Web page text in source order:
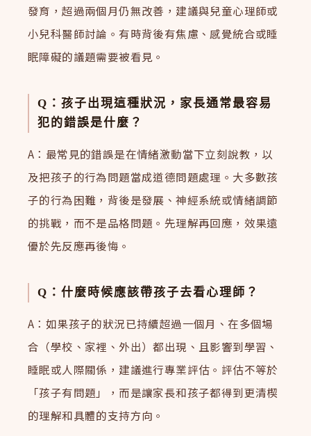
發育，超過兩個月仍無改善，建議與兒童心理師或
小兒科醫師討論。有時背後有焦慮、感覺統合或睡
眠障礙的議題需要被看見。
Q：孩子出現這種狀況，家長通常最容易
犯的錯誤是什麼？
A：最常見的錯誤是在情緒激動當下立刻說教，以
及把孩子的行為問題當成道德問題處理。大多數孩
子的行為困難，背後是發展、神經系統或情緒調節
的挑戰，而不是品格問題。先理解再回應，效果遠
優於先反應再後悔。
Q：什麼時候應該帶孩子去看心理師？
A：如果孩子的狀況已持續超過一個月、在多個場
合（學校、家裡、外出）都出現、且影響到學習、
睡眠或人際關係，建議進行專業評估。評估不等於
「孩子有問題」，而是讓家長和孩子都得到更清楔
的理解和具體的支持方向。